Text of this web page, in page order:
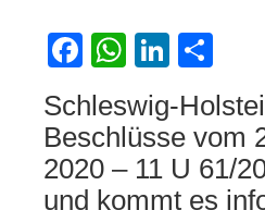
Facebook
Schleswig-
Beschlüsse vom
2020 – 11 U 61/
und kommt es